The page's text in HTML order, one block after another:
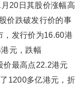
20日其股价涨幅高
价跌破发行价的事
，发行价为16.60港
元，跌幅
价最高点22.2港元
1200多亿港元，折